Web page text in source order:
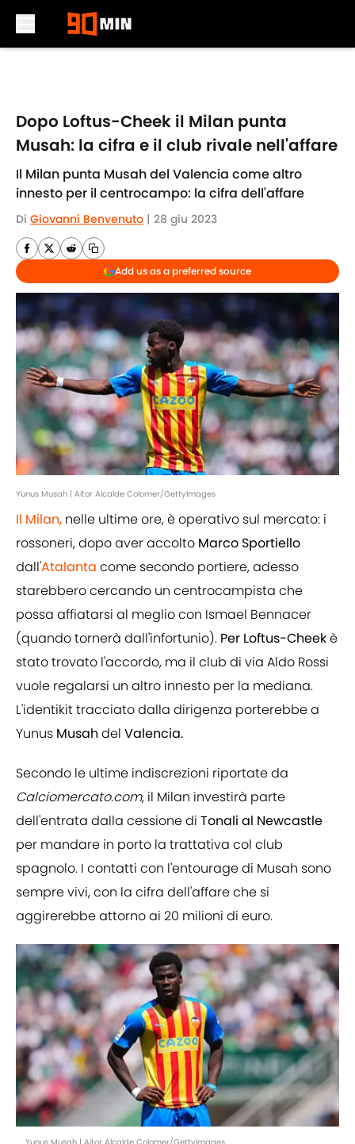
Dopo Loftus-Cheek il Milan punta
Musah: la cifra e il club rivale nell'affare
Il Milan punta Musah del Valencia come altro
innesto per il centrocampo: la cifra dell'affare
Di Giovanni Benvenuto | 28 giu 2023
Add us as a preferred source
Yunus Musah | Aitor Alcalde Colomer/GettyImages
Il Milan, nelle ultime ore, è operativo sul mercato: i
rossoneri, dopo aver accolto Marco Sportiello
dall'Atalanta come secondo portiere, adesso
starebbero cercando un centrocampista che
possa affiatarsi al meglio con Ismael Bennacer
(quando tornerà dall'infortunio). Per Loftus-Cheekè
stato trovato l'accordo, ma il club di via Aldo Rossi
vuole regalarsi un altro innesto per la mediana.
L'identikit tracciato dalla dirigenza porterebbe a
Yunus Musah del Valencia.
Secondo le ultime indiscrezioni riportate da
Calciomercato.com, il Milan investirà parte
dell'entrata dalla cessione di Tonali al Newcastle
per mandare in porto la trattativa col club
spagnolo. I contatti con l'entourage di Musah sono
sempre vivi, con la cifra dell'affare che si
aggirerebbe attorno ai 20 milioni di euro.